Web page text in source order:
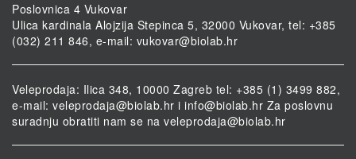
Poslovnica 4 Vukovar
Ulica kardinala Alojzija Stepinca 5, 32000 Vukovar, tel: +385
(032) 211 846, e-mail: vukovar@biolab.hr
Veleprodaja: Ilica 348, 10000 Zagreb tel: +385 (1) 3499 882,
e-mail: veleprodaja@biolab.hr i info@biolab.hr Za poslovnu
suradnju obratiti nam se na veleprodaja@biolab.hr